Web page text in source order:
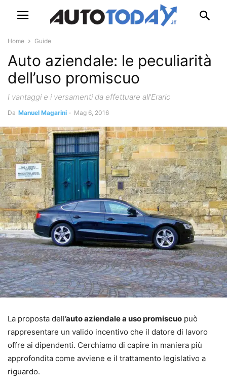
Home Guide
Auto aziendale: le peculiarità
dell’uso promiscuo
I vantaggi e i versamenti da effettuare all'Erario
Da Manuel Magarini - Mag 6, 2016
La proposta dell’auto aziendale a uso promiscuo può
rappresentare un valido incentivo che il datore di lavoro
offre ai dipendenti. Cerchiamo di capire in maniera più
approfondita come avviene e il trattamento legislativo a
riguardo.